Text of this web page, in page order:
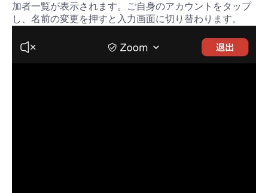
加者一覧が表示されます。ご自身のアカウントをタップ
し、名前の変更を押すと入力画面に切り替わります。